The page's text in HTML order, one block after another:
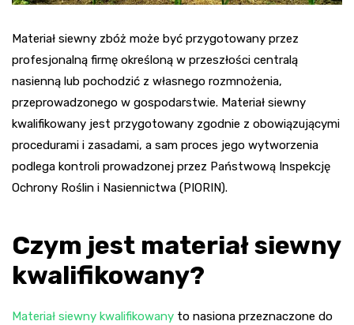
Materiał siewny zbóż może być przygotowany przez
profesjonalną firmę określoną w przeszłości centralą
nasienną lub pochodzić z własnego rozmnożenia,
przeprowadzonego w gospodarstwie. Materiał siewny
kwalifikowany jest przygotowany zgodnie z obowiązującymi
procedurami i zasadami, a sam proces jego wytworzenia
podlega kontroli prowadzonej przez Państwową Inspekcję
Ochrony Roślin i Nasiennictwa (PIORIN).
Czym jest materiał siewny
kwalifikowany?
Materiał siewny kwalifikowany to nasiona przeznaczone do